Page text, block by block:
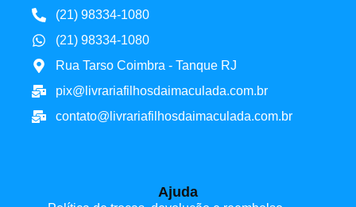
(21) 98334-1080
(21) 98334-1080
Rua Tarso Coimbra - Tanque RJ
pix@livrariafilhosdaimaculada.com.br
contato@livrariafilhosdaimaculada.com.br
Ajuda